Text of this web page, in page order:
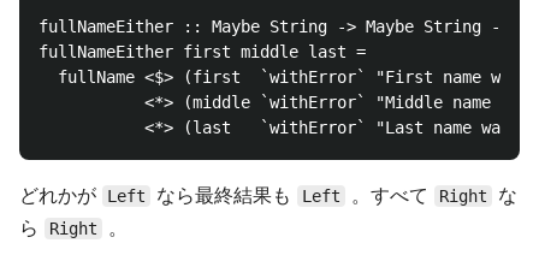
fullNameEither :: Maybe String -> Maybe String ->
fullNameEither first middle last =
fullName <$> (first  `withError` "First name was
<*> (middle `withError` "Middle name was
どれかが Left なら最終結果も Left 。すべて Right
な
ら
Right 。